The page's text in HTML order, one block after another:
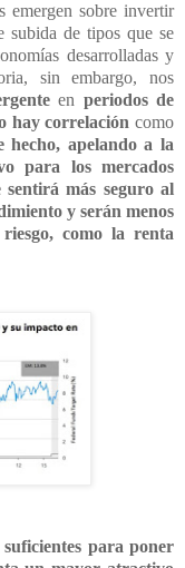
emergen sobre invertir
subida de tipos que se
desarrolladas y
sin embargo, nos
en periodos de
hay correlación como
hecho, apelando a la
para los mercados
más seguro al
y serán menos
como la renta
para poner